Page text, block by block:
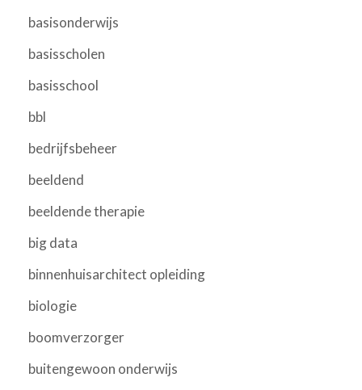
basisonderwijs
basisscholen
basisschool
bbl
bedrijfsbeheer
beeldend
beeldende therapie
big data
binnenhuisarchitect opleiding
biologie
boomverzorger
buitengewoon onderwijs